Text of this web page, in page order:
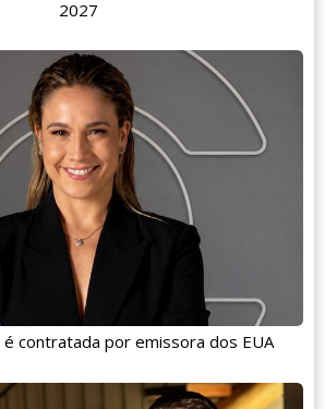
2027
é contratada por emissora dos EUA